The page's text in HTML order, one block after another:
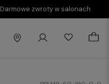
Darmowe zwroty w salonach